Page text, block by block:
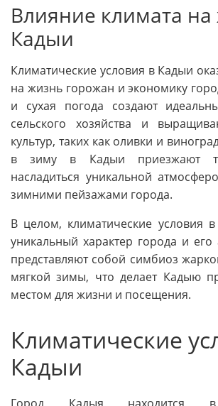
Влияние климата
Кадыи
Климатические условия в Кадыи
на жизнь горожан и экономику
и сухая погода создают
сельского хозяйства и
культур, таких как оливки и
в зиму в Кадыи приезжают
насладиться уникальной
зимними пейзажами города.
В целом, климатические условия
уникальный характер города и
представляют собой симбиоз
мягкой зимы, что делает Кадыю
местом для жизни и посещения.
Климатические
Кадыи
Город Кадыя находится в